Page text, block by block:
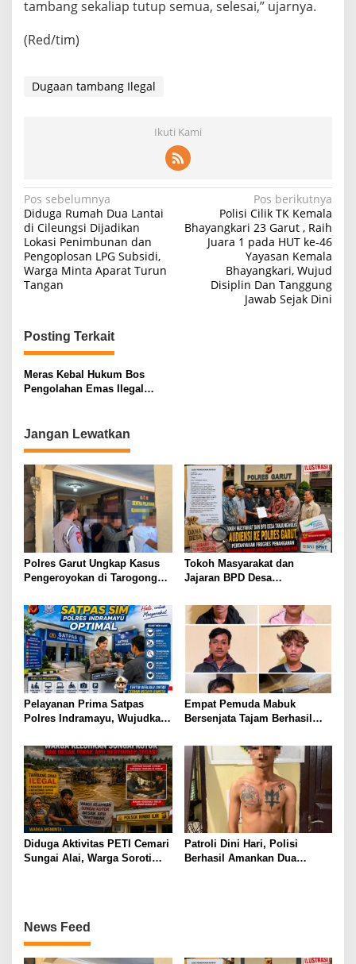
tambang sekaliap tutup semua, selesai,” ujarnya.
(Red/tim)
Dugaan tambang Ilegal
Ikuti Kami
Navigasi
pos
Pos sebelumnya
Diduga Rumah Dua Lantai
di Cileungsi Dijadikan
Lokasi Penimbunan dan
Pengoplosan LPG Subsidi,
Warga Minta Aparat Turun
Tangan
Pos berikutnya
Polisi Cilik TK Kemala
Bhayangkari 23 Garut , Raih
Juara 1 pada HUT ke-46
Yayasan Kemala
Bhayangkari, Wujud
Disiplin Dan Tanggung
Jawab Sejak Dini
Posting Terkait
Meras Kebal Hukum Bos
Pengolahan Emas Ilegal
Provinsi Jawa Barat. Tuai
Jadi Sorotan Tajam
Jangan Lewatkan
Polres Garut Ungkap Kasus
Pengeroyokan di Tarogong
Berhasil Diamankan
Tokoh Masyarakat dan
Jajaran BPD Desa
Surat Audiensi ke Polres
Garut, Pertanyakan Progres
Penanganan Dugaan
Penggelapan Dana Desa dan
Program PKH
Pelayanan Prima Satpas
Polres Indramayu, Wujudkan
dan Terpercaya
Empat Pemuda Mabuk
Bersenjata Tajam Berhasil
Dini Hari
Diduga Aktivitas PETI Cemari
Sungai Alai, Warga Soroti
Patroli Dini Hari, Polisi
Berhasil Amankan Dua
News Feed